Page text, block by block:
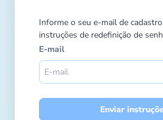
Informe o seu e-mail de
instruções de redefinição de
E-mail
Enviar